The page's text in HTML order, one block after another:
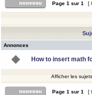
Page 1 sur 1 [
Annonces
How to insert math
Afficher les
Page 1 sur 1 [